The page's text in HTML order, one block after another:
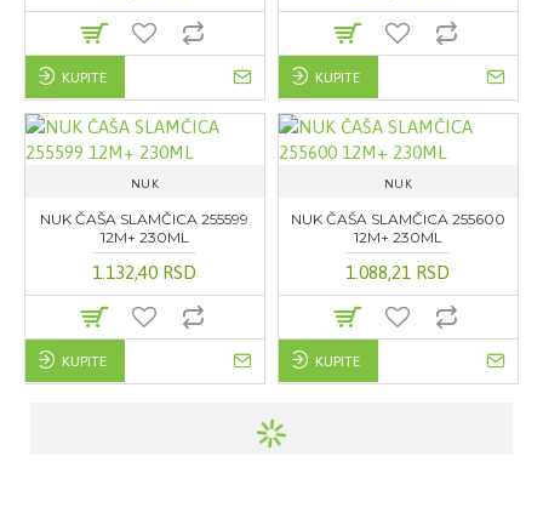
KUPITE KUPITE
NUK
NUK ČAŠA SLAMČICA 255599
12M+ 230ML
1.132,40 RSD
KUPITE
NUK
NUK ČAŠA SLAMČICA 255600
12M+ 230ML
1.088,21 RSD
KUPITE